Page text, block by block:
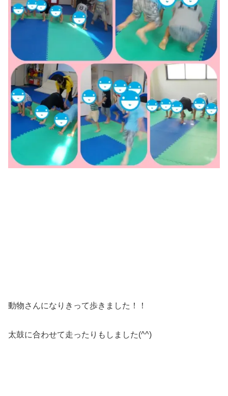
動物さんになりきって歩きました！！
太鼓に合わせて走ったりもしました(^^)